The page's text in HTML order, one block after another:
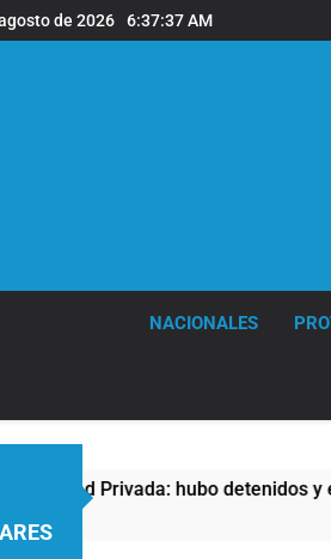
de 2026 6:37:37 AM
NACIONALES
hubo detenidos y